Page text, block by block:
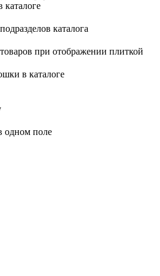
каталога
при отображении плиткой
в каталоге
одном поле